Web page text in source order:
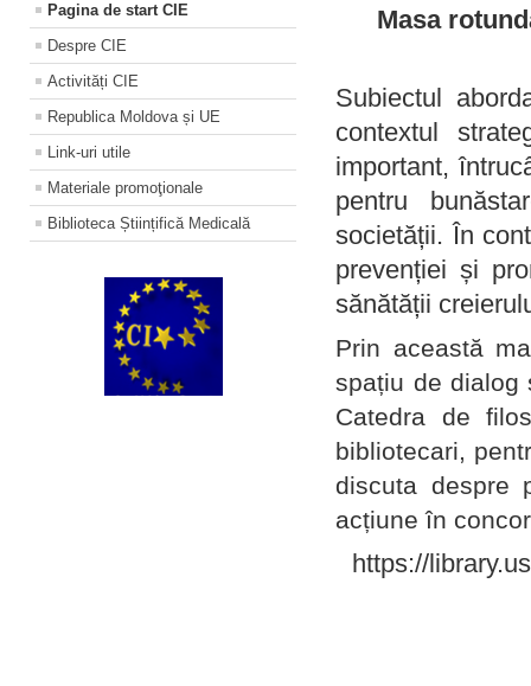
Pagina de start CIE
Despre CIE
Activități CIE
Republica Moldova și UE
Link-uri utile
Materiale promoţionale
Biblioteca Științifică Medicală
Masa
Subiectul
contextul
important,
pentru
societății. În
prevenției și
sănătății
Prin această
spațiu de dialog
Catedra de
bibliotecari,
discuta despre
acțiune în
https://